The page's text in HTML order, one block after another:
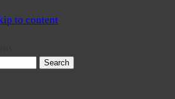
to content